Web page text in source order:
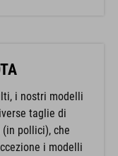
i nostri modelli
taglie di
pollici), che
i modelli